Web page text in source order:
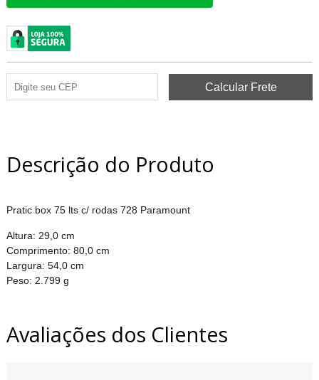
Descrição do Produto
Pratic box 75 lts c/ rodas 728 Paramount
Altura: 29,0 cm
Comprimento: 80,0 cm
Largura: 54,0 cm
Peso: 2.799 g
Avaliações dos Clientes